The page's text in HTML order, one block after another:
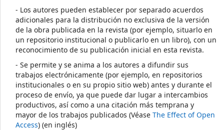
- Los autores pueden establecer por separado acuerdos
adicionales para la distribución no exclusiva de la versión
de la obra publicada en la revista (por ejemplo, situarlo en
un repositorio institucional o publicarlo en un libro), con un
reconocimiento de su publicación inicial en esta revista.
- Se permite y se anima a los autores a difundir sus
trabajos electrónicamente (por ejemplo, en repositorios
institucionales o en su propio sitio web) antes y durante el
proceso de envío, ya que puede dar lugar a intercambios
productivos, así como a una citación más temprana y
mayor de los trabajos publicados (Véase The Effect of Open
Access) (en inglés)